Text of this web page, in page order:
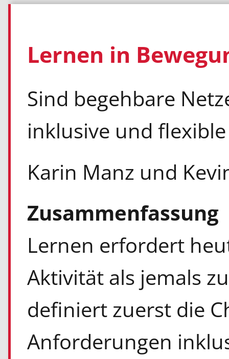
Lernen in
Sind begehbare
inklusive und
Karin Manz und
Zusammenfassung
Lernen erfordert
Aktivität als jemals
definiert zuerst die
Anforderungen